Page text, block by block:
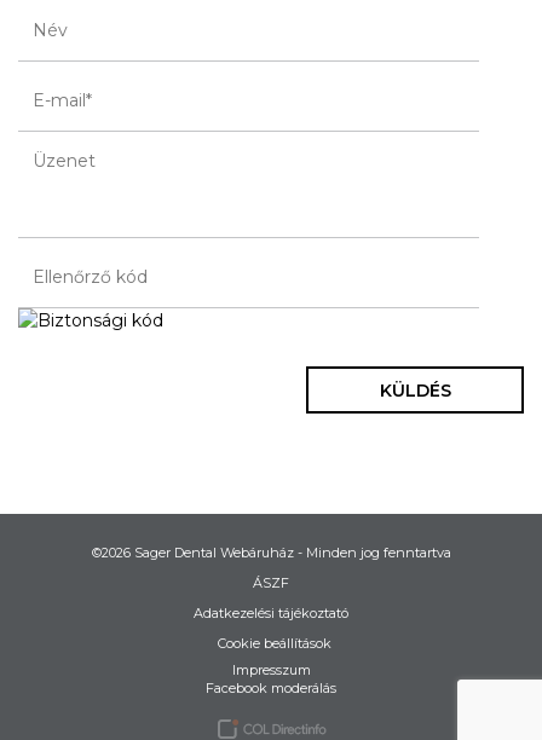
KÜLDÉS
©2026 Sager Dental Webáruház - Minden jog fenntartva
ÁSZF
Adatkezelési tájékoztató
Cookie beállítások
Impresszum
Facebook moderálás